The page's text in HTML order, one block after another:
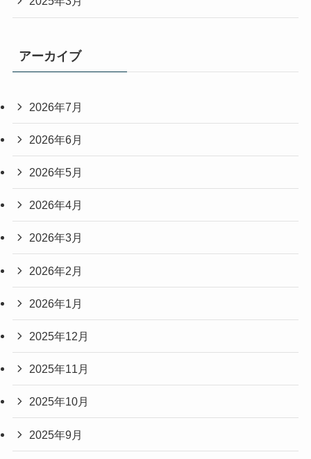
アーカイブ
2026年7月
2026年6月
2026年5月
2026年4月
2026年3月
2026年2月
2026年1月
2025年12月
2025年11月
2025年10月
2025年9月